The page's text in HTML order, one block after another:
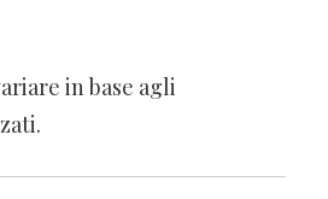
in base agli